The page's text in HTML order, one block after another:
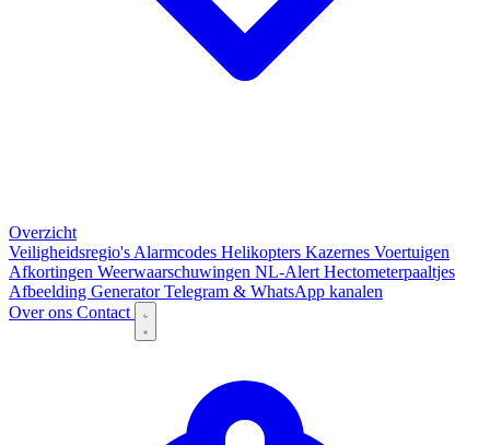
Overzicht
Veiligheidsregio's Alarmcodes Helikopters Kazernes Voertuigen
Afkortingen Weerwaarschuwingen NL-Alert Hectometerpaaltjes
Afbeelding GeneratorTelegram & WhatsApp kanalen
Over ons Contact